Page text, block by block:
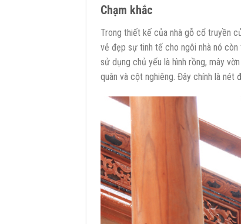
Chạm khắc
Trong thiết kế của nhà gỗ cổ truyền
vẻ đẹp sự tinh tế cho ngôi nhà nó
sử dụng chủ yếu là hình rồng, mây
quân và cột nghiêng. Đây chính là